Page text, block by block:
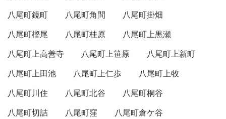
八尾町鏡町
八尾町角間
八尾町掛畑
八尾町樫尾
八尾町桂原
八尾町上黒瀬
八尾町上高善寺
八尾町上笹原
八尾町上新町
八尾町上田池
八尾町上仁歩
八尾町上牧
八尾町川住
八尾町北谷
八尾町桐谷
八尾町切詰
八尾町窪
八尾町倉ケ谷